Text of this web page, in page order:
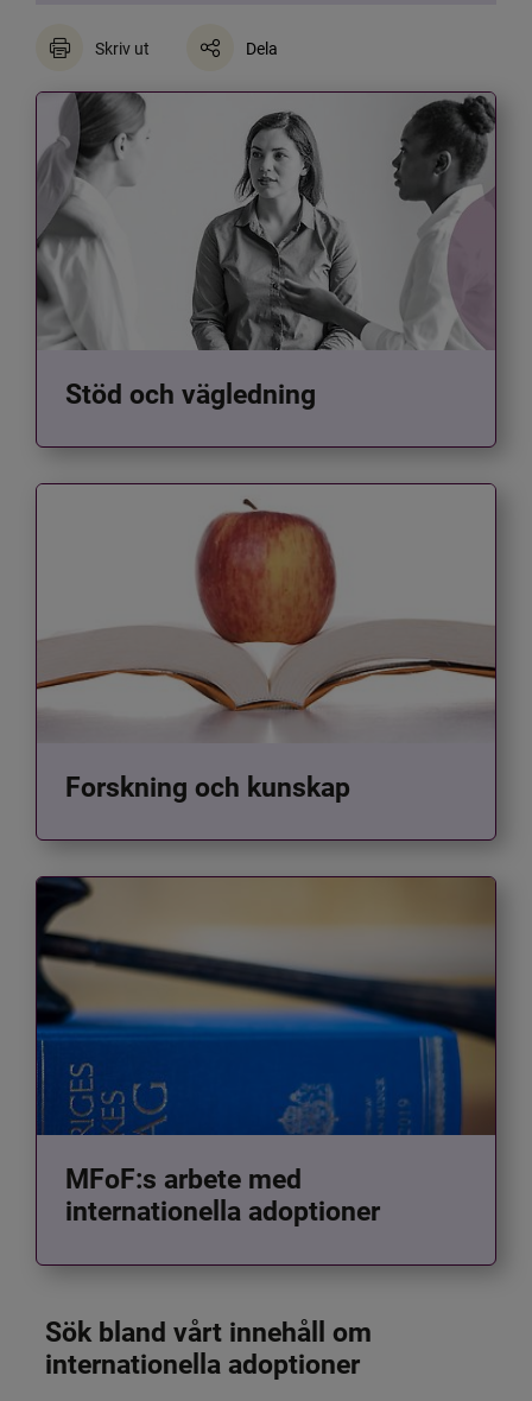
Skriv ut Dela
Stöd och vägledning
Forskning och kunskap
MFoF:s arbete med
internationella adoptioner
Sök bland vårt innehåll om
internationella adoptioner